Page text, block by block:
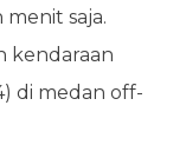
saja.
kendaraan
di medan off-